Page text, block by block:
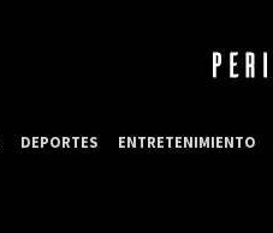
DEPORTES ENTRETENIMIENTO